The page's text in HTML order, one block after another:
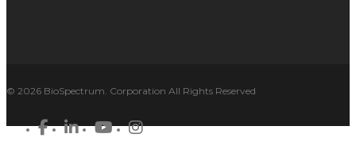
© 2026 BioSpectrum. Corporation All Rights Reserved
facebooklinkedinyoutubeinstagram